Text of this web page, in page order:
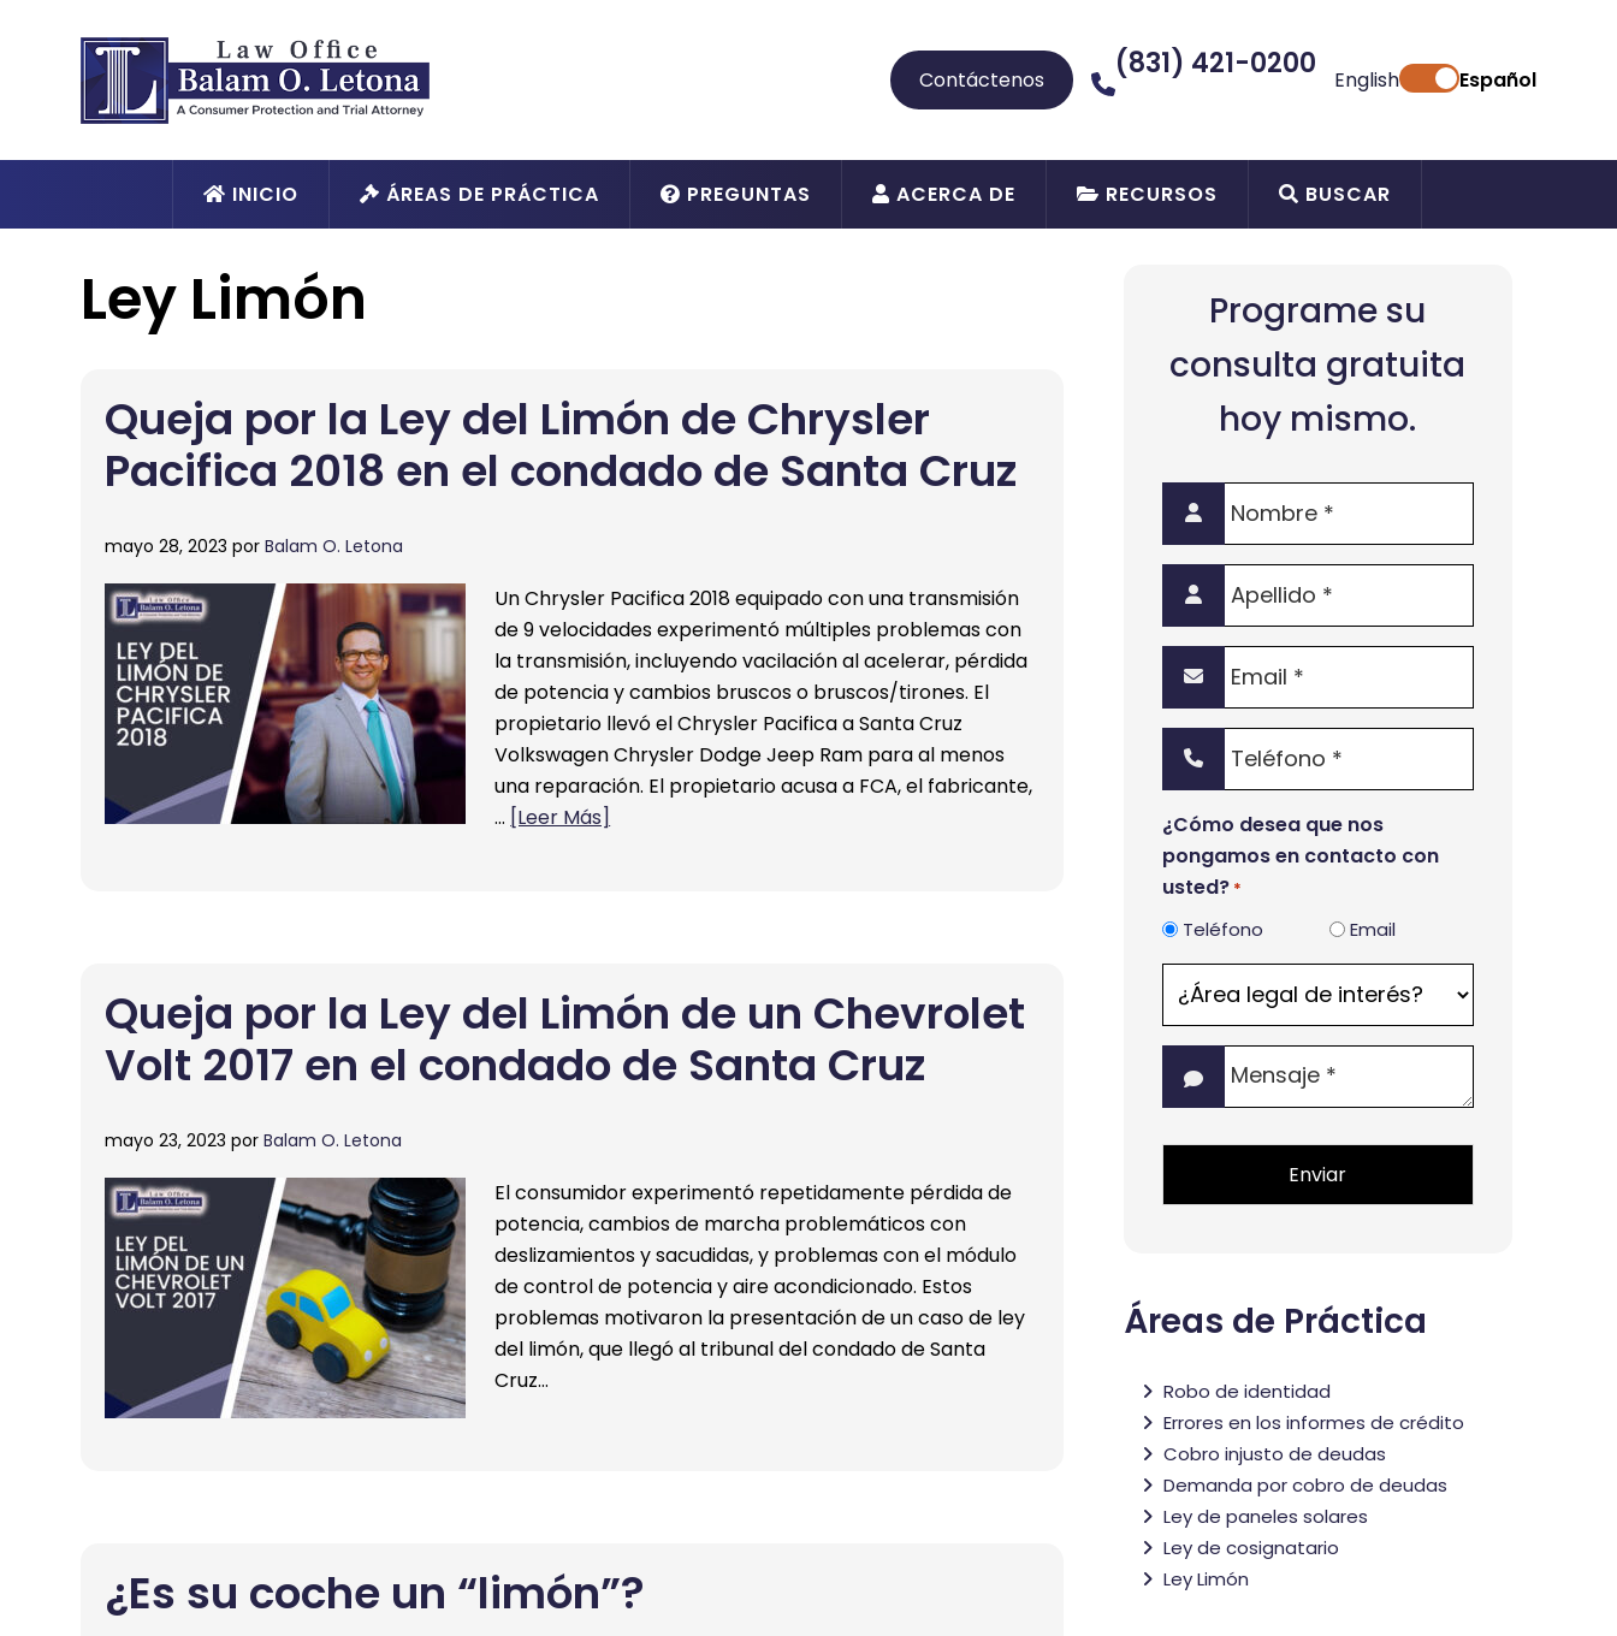
Contáctenos (831) 421-0200 English Español
INICIO ÁREAS DE PRÁCTICA PREGUNTAS ACERCA DE RECURSOS BUSCAR
Ley Limón
Queja por la Ley del Limón de Chrysler
Pacifica 2018 en el condado de Santa Cruz
mayo 28, 2023 porBalam O. Letona
Un Chrysler Pacifica 2018 equipado con una transmisión
de 9 velocidades experimentó múltiples problemas con
la transmisión, incluyendo vacilación al acelerar, pérdida
de potencia y cambios bruscos o bruscos/tirones. El
propietario llevó el Chrysler Pacifica a Santa Cruz
Volkswagen Chrysler Dodge Jeep Ram para al menos
una reparación. El propietario acusa a FCA, el fabricante,
… [Leer Más]
Queja por la Ley del Limón de un Chevrolet
Volt 2017 en el condado de Santa Cruz
mayo 23, 2023 porBalam O. Letona
El consumidor experimentó repetidamente pérdida de
potencia, cambios de marcha problemáticos con
deslizamientos y sacudidas, y problemas con el módulo
de control de potencia y aire acondicionado. Estos
problemas motivaron la presentación de un caso de ley
del limón, que llegó al tribunal del condado de Santa
Cruz…
¿Es su coche un “limón”?
Programe su
consulta gratuita
hoy mismo.
Nombre
Apellido
Teléfono
¿Cómo desea que nos
pongamos en contacto con
usted? *
Teléfono Email
¿Área
legal
de
interés?
*
Áreas de Práctica
Robo de identidad
Errores en los informes de crédito
Cobro injusto de deudas
Demanda por cobro de deudas
Ley de paneles solares
Ley de cosignatario
Ley Limón